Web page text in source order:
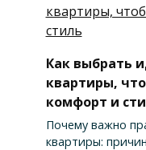
Как выбрать
квартиры,
комфорт и
Почему важно
квартиры: